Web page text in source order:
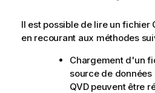
Il est possible de lire un fichier
en recourant aux méthodes
Chargement d'un
source de
QVDpeuvent être